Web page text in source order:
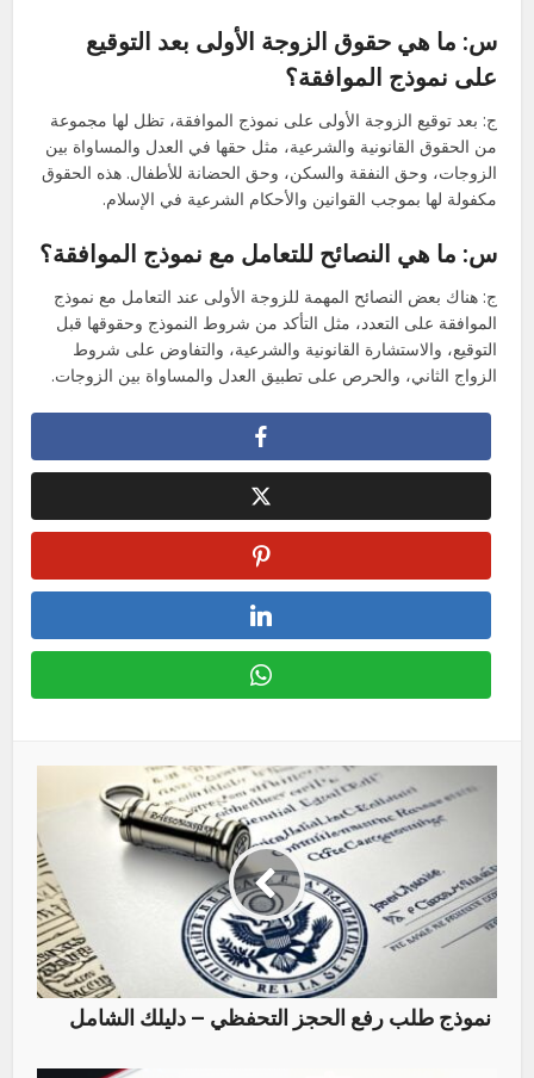
س: ما هي حقوق الزوجة الأولى بعد التوقيع
على نموذج الموافقة؟
ج: بعد توقيع الزوجة الأولى على نموذج الموافقة، تظل لها مجموعة
من الحقوق القانونية والشرعية، مثل حقها في العدل والمساواة بين
الزوجات، وحق النفقة والسكن، وحق الحضانة للأطفال. هذه الحقوق
مكفولة لها بموجب القوانين والأحكام الشرعية في الإسلام.
س: ما هي النصائح للتعامل مع نموذج الموافقة؟
ج: هناك بعض النصائح المهمة للزوجة الأولى عند التعامل مع نموذج
الموافقة على التعدد، مثل التأكد من شروط النموذج وحقوقها قبل
التوقيع، والاستشارة القانونية والشرعية، والتفاوض على شروط
الزواج الثاني، والحرص على تطبيق العدل والمساواة بين الزوجات.
نموذج طلب رفع الحجز التحفظي – دليلك الشامل